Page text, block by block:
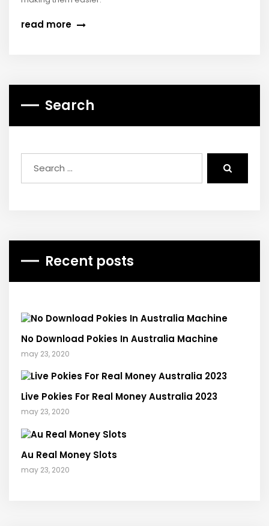
read more
Search
Recent posts
No Download Pokies In Australia Machine
may 23, 2020
Live Pokies For Real Money Australia 2023
may 23, 2020
Au Real Money Slots
may 23, 2020